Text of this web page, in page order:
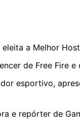
eleita a Melhor
de Free Fire
esportivo,
e repórter de